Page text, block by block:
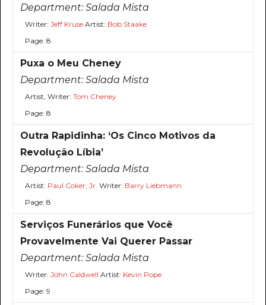
Department:Salada Mista
Writer: Jeff KruseArtist: Bob Staake
Page: 8
Puxa o Meu Cheney
Department:Salada Mista
Artist, Writer: Tom Cheney
Page: 8
Outra Rapidinha: ‘Os Cinco Motivos da
Revolução Líbia’
Department:Salada Mista
Artist: Paul Coker, Jr. Writer: Barry Liebmann
Page: 8
Serviços Funerários que Você
Provavelmente Vai Querer Passar
Department:Salada Mista
Writer: John Caldwell Artist: Kevin Pope
Page: 9